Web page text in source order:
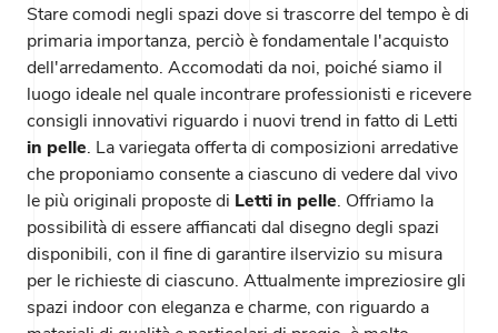
Stare comodi negli spazi dove si trascorre del tempo è di
primaria importanza, perciò è fondamentale l'acquisto
dell'arredamento. Accomodati da noi, poiché siamo il
luogo ideale nel quale incontrare professionisti e ricevere
consigli innovativi riguardo i nuovi trend in fatto di Letti
in pelle. La variegata offerta di composizioni arredative
che proponiamo consente a ciascuno di vedere dal vivo
le più originali proposte di Lettiin pelle. Offriamo la
possibilità di essere affiancati dal disegno degli spazi
disponibili, con il fine di garantire ilservizio su misura
per le richieste di ciascuno. Attualmente impreziosire gli
spazi indoor con eleganza e charme, con riguardo a